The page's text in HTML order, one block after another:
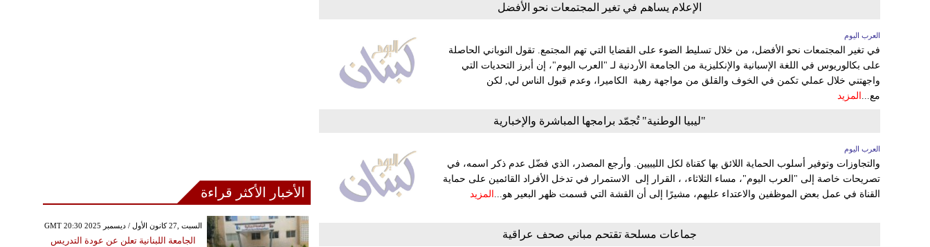
الإعلام يساهم في تغير المجتمعات نحو الأفضل
العرب اليوم
في تغير المجتمعات نحو الأفضل، من خلال تسليط الضوء على القضايا التي تهم المجتمع. تقول النوباني الحاصلة
على بكالوريوس في اللغة الإسبانية والإنكليزية من الجامعة الأردنية لـ "العرب اليوم"، إن أبرز التحديات التي
واجهتني خلال عملي تكمن في الخوف والقلق من مواجهة رهبة الكاميرا، وعدم قبول الناس لي, لكن
مع... المزيد
"ليبيا الوطنية" تُجمّد برامجها المباشرة والإخبارية
العرب اليوم
والتجاوزات وتوفير أسلوب الحماية اللائق بها كقناة لكل الليبيين. وأرجع المصدر، الذي فضّل عدم ذكر اسمه، في
تصريحات خاصة إلى "العرب اليوم"، مساء الثلاثاء، ، القرار إلى الاستمرار في تدخل الأفراد القائمين على حماية
القناة في عمل بعض الموظفين والاعتداء عليهم، مشيرًا إلى أن القشة التي قسمت ظهر البعير هو...
المزيد
جماعات مسلحة تقتحم مباني صحف عراقية
الأخبار الأكثر قراءة
GMT 20:30 2025 السبت ,27 كانون الأول / ديسمبر
الجامعة اللبنانية تعلن عن عودة التدريس